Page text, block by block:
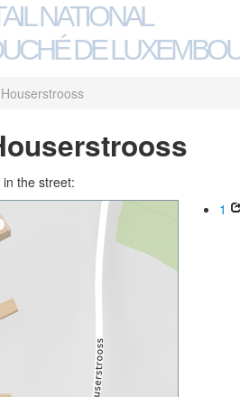
NATIONAL
DE
Houserstrooss
the street:
1